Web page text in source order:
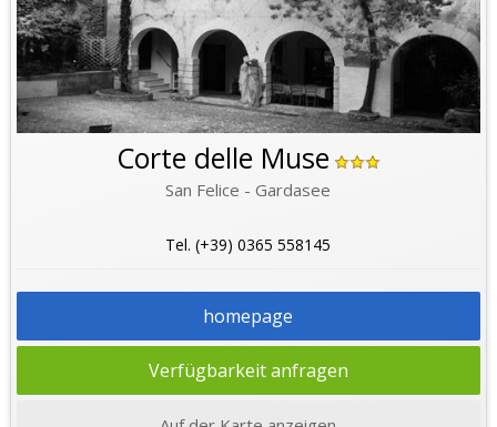
Corte delle Muse
San Felice - Gardasee
Tel. (+39) 0365 558145
homepage
Verfügbarkeit anfragen